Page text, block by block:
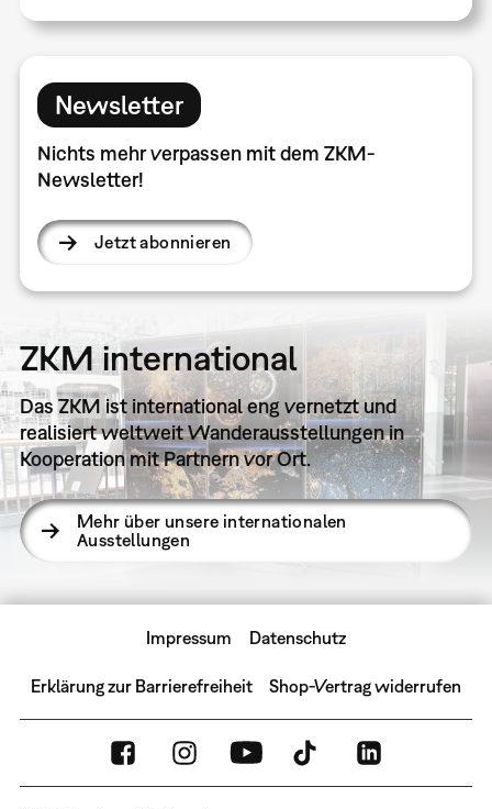
Newsletter
Nichts mehr verpassen mit dem ZKM-
Newsletter!
Jetzt abonnieren
ZKM international
Das ZKM ist international eng vernetzt und
realisiert weltweit Wanderausstellungen in
Kooperation mit Partnern vor Ort.
Mehr über unsere internationalen
Ausstellungen
Impressum Datenschutz
Erklärung zur Barrierefreiheit Shop-Vertrag widerrufen